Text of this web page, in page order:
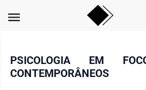
menu
PSICOLOGIA EM
CONTEMPORÂNEOS